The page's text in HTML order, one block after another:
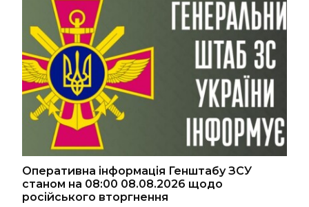
Оперативна інформація Генштабу ЗСУ
станом на 08:00 08.08.2026 щодо
російського вторгнення